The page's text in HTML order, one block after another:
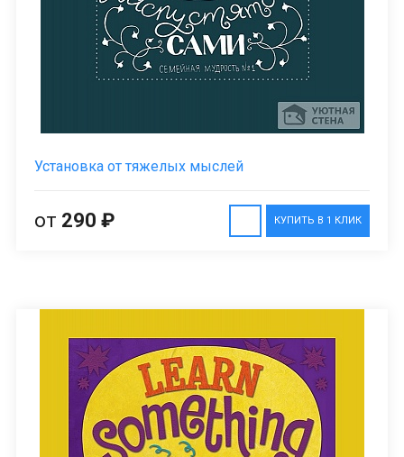
Установка от тяжелых мыслей
КУПИТЬ В 1 КЛИК
от 290 ₽